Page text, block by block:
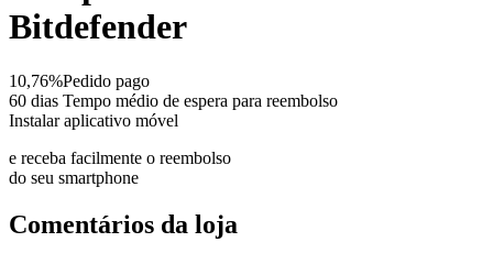
Bitdefender
10,76%Pedido pago
60 dias Tempo médio de espera para reembolso
Instalar aplicativo móvel
e receba facilmente o reembolso
do seu smartphone
Comentários da loja